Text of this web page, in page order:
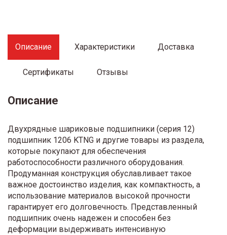
Описание Характеристики Доставка
Сертификаты Отзывы
Описание
Двухрядные шариковые подшипники (серия 12)
подшипник 1206 KTNG и другие товары из раздела,
которые покупают для обеспечения
работоспособности различного оборудования.
Продуманная конструкция обуславливает такое
важное достоинство изделия, как компактность, а
использование материалов высокой прочности
гарантирует его долговечность. Представленный
подшипник очень надежен и способен без
деформации выдерживать интенсивную